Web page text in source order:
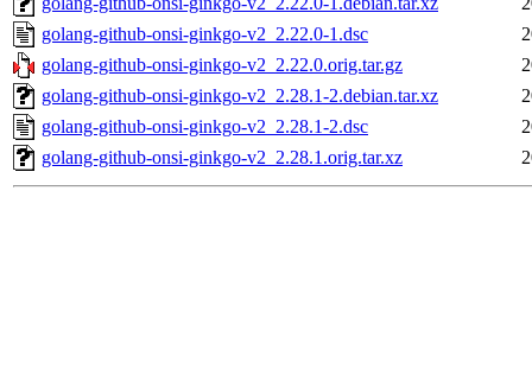
golang-github-onsi-ginkgo-v2_2.22.0-1.dsc
golang-github-onsi-ginkgo-v2_2.22.0.orig.tar.gz
golang-github-onsi-ginkgo-v2_2.28.1-2.debian.tar.xz
golang-github-onsi-ginkgo-v2_2.28.1-2.dsc
golang-github-onsi-ginkgo-v2_2.28.1.orig.tar.xz